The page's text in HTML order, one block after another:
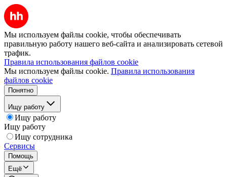
Мы используем файлы cookie, чтобы обеспечивать
правильную работу нашего веб-сайта и анализировать сетевой
трафик.
Правила использования файлов cookie
Мы используем файлы cookie. Правила использования
файлов cookie
Понятно
Ищу работу
Ищу работу
Ищу работу
Ищу сотрудника
Сервисы
Помощь
Ещё